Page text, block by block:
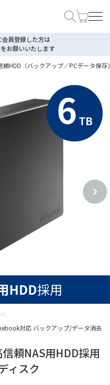
員登録した方は
をお願いいたします
頼HDD（バックアップ／PCデータ保存
頼NAS用HDD採用
ィスク
対応 バックアップ/データ消去